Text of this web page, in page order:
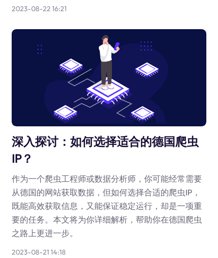
2023-08-22 16:21
深入探讨：如何选择适合的德国爬虫
IP？
作为一个爬虫工程师或数据分析师，你可能经常需要
从德国的网站获取数据，但如何选择合适的爬虫IP，
既能高效获取信息，又能保证稳定运行，却是一项重
要的任务。本文将为你详细解析，帮助你在德国爬虫
之路上更进一步。
2023-08-21 14:18